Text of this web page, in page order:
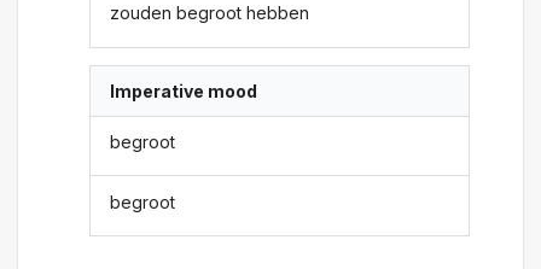
zouden begroot hebben
Imperative mood
begroot
begroot